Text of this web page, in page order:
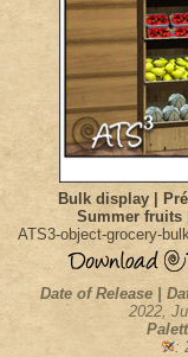
Bulk display |
Summer fruits
ATS3-object-grocery-
Date of Release |
2022,
: